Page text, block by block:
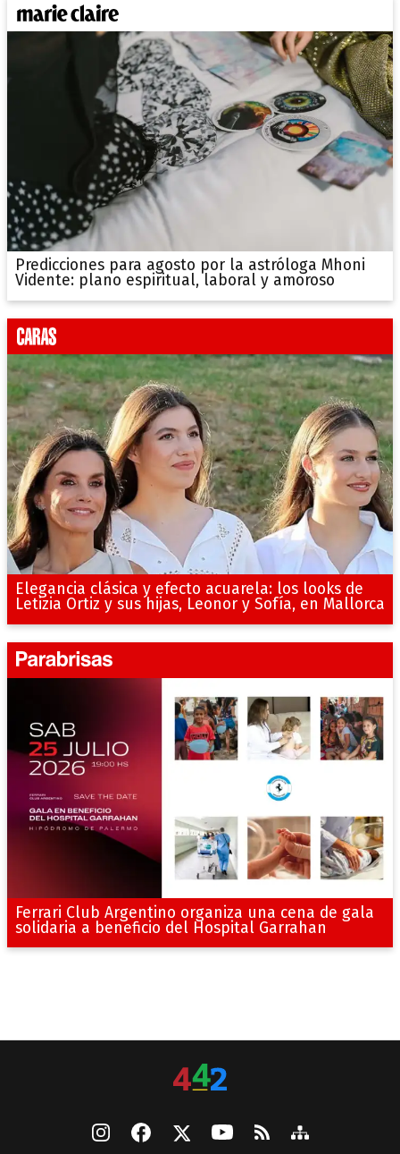
Predicciones para agosto por la astróloga Mhoni
Vidente: plano espiritual, laboral y amoroso
Elegancia clásica y efecto acuarela: los looks de
Letizia Ortiz y sus hijas, Leonor y Sofía, en Mallorca
Ferrari Club Argentino organiza una cena de gala
solidaria a beneficio del Hospital Garrahan